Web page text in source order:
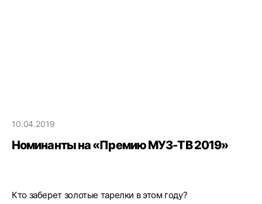
10.04.2019
Номинанты на «Премию МУЗ-ТВ 2019»
Кто заберет золотые тарелки в этом году?